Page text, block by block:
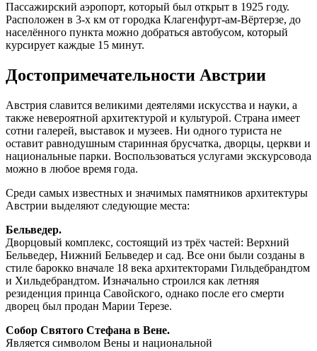
Пассажирский аэропорт, который был открыт в 1925 году.
Расположен в 3-х км от городка Клагенфурт-ам-Вёртерзе, до
населённого пункта можно добраться автобусом, который
курсирует каждые 15 минут.
Достопримечательности Австрии
Австрия славится великими деятелями искусства и науки, а
также невероятной архитектурой и культурой. Страна имеет
сотни галерей, выставок и музеев. Ни одного туриста не
оставит равнодушным старинная брусчатка, дворцы, церкви и
национальные парки. Воспользоваться услугами экскурсовода
можно в любое время года.
Среди самых известных и значимых памятников архитектуры
Австрии выделяют следующие места:
Бельведер.
Дворцовый комплекс, состоящий из трёх частей: Верхний
Бельведер, Нижний Бельведер и сад. Все они были созданы в
стиле барокко вначале 18 века архитекторами Гильдебрандтом
и Хильдебрандтом. Изначально строился как летняя
резиденция принца Савойского, однако после его смерти
дворец был продан Марии Терезе.
Собор Святого Стефана в Вене.
Является символом Вены и национальной